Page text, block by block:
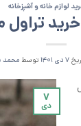
لوازم خانه و آشپزخانه
۷ دی ۱۴۰۱ توسط محمد
۷
دی